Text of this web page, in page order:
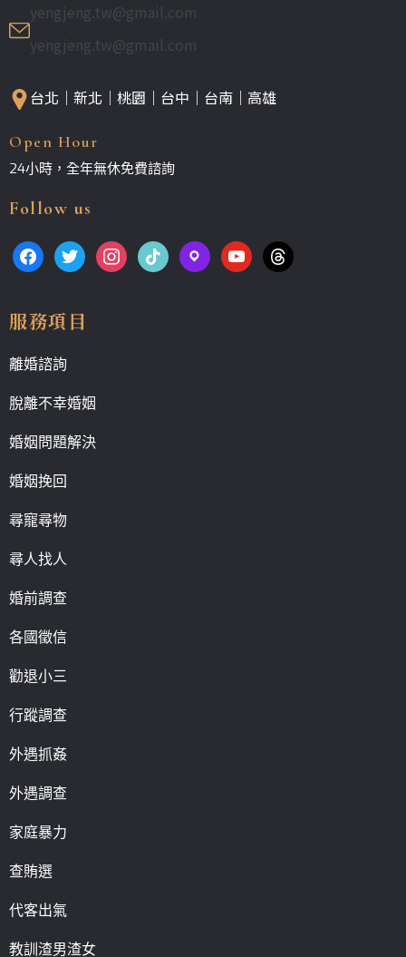
yengjeng.tw@gmail.com
yengjeng.tw@gmail.com
台北｜新北｜桃園｜台中｜台南｜高雄
Open Hour
24小時，全年無休免費諮詢
Follow us
服務項目
離婚諮詢
脫離不幸婚姻
婚姻問題解決
婚姻挽回
尋寵尋物
尋人找人
婚前調查
各國徵信
勸退小三
行蹤調查
外遇抓姦
外遇調查
家庭暴力
查賄選
代客出氣
教訓渣男渣女